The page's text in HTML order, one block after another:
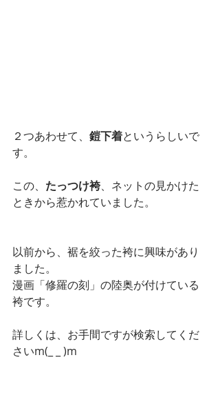
２つあわせて、 鎧下着というらしいで
す。
この、 たっつけ袴、ネットの見かけた
ときから惹かれていました。
以前から、裾を絞った袴に興味があり
ました。
漫画「修羅の刻」の陸奥が付けている
袴です。
詳しくは、お手間ですが検索してくだ
さいm(_ _ )m